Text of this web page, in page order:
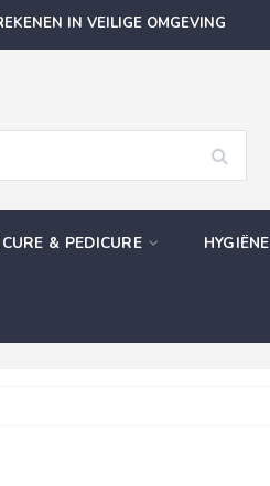
IN VEILIGE OMGEVING
& PEDICURE HYGIËNE